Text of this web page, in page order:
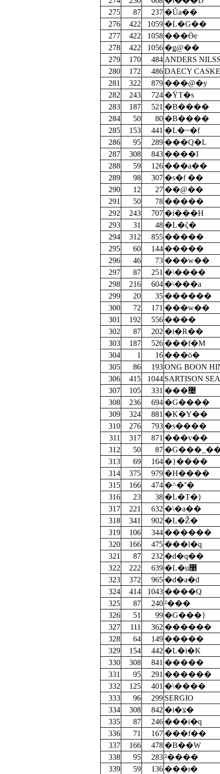
275
87 237 �Ůa��
276
422 1059 �L�G��
277
422 1058 ���Ӫe
278
422 1056 �ǥ@��
279
170 484 ANDERS
280
172 486 DAECY
281
322 879 ���@�y
282
243 724 �ΫT�s
283
187 521 �B����
284
50 80 �B����
285
153 441 �L�~�f
286
95 289 ���Q�L
287
308 843 ����I
288
59 126 ���a��
289
98 307 �s�f ��
290
12 27 ��@��
291
50 78 �����
292
243 707 �i���H
293
31 48 �L�ζ�
294
312 855 �����
295
60 144 �����
296
46 73 ���w��
297
87 251 �\����
298
216 604 �\���a
299
20 35 ������
300
72 171 ���w��
301
192 556 ����
302
87 202 �i�R��
303
187 526 ���f�M
304
1 16 ���ӧ�
305
86 193 ONG BOON
306
415 1044 SARTISON
307
105 331
���޴
308
236 694 �G����
309
324 881 �K�Y��
310
276 793 �s����
311
317 871 ���v��
312
50 87
313
69 164 �}����
314
375 979 �H����
315
166 474 �^�˭�
316
23 38 �L�T�}
317
221 632 �\�a��
318
341 902 �L�Ž�
319
106 344 ������
320
166 475 ���l�q
321
87 232 �d�q��
322
222 639
�L�u޳
323
372 965 �d�a�d
324
414 1043 ����Q
325
87 240 ²���
326
51 99 �G���}
327
111 362 ������
328
64 149 �����
329
154 442 �L�i�K
330
308 841 �����
331
95 291 ������
332
125 401 �\����
333
96 299 SERGIO
334
308 842
�i�צ�
335
87 246 ���i�q
336
71 167 ���f��
337
166 478 �B��W
338
95 283 ²����
339
59 136 ���ɪ�